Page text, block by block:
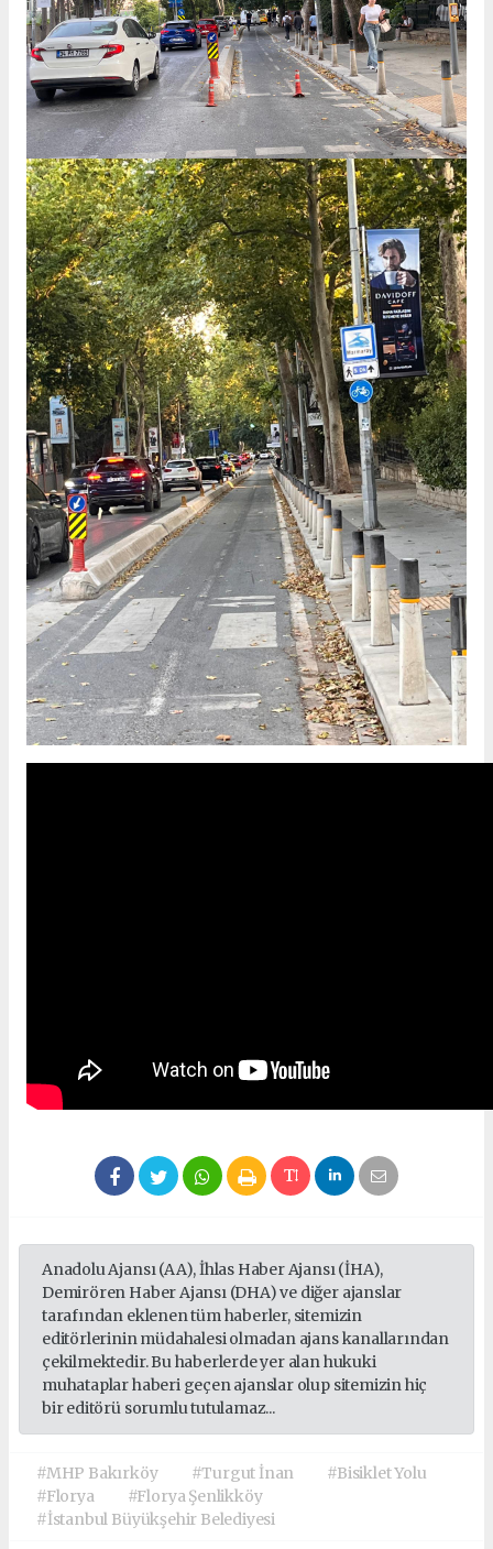
Anadolu Ajansı (AA), İhlas Haber Ajansı (İHA),
Demirören Haber Ajansı (DHA) ve diğer ajanslar
tarafından eklenen tüm haberler, sitemizin
editörlerinin müdahalesi olmadan ajans kanallarından
çekilmektedir. Bu haberlerde yer alan hukuki
muhataplar haberi geçen ajanslar olup sitemizin hiç
bir editörü sorumlu tutulamaz...
#MHP Bakırköy #Turgut İnan
#Bisiklet Yolu
#Florya
#Florya Şenlikköy
#İstanbul Büyükşehir Belediyesi